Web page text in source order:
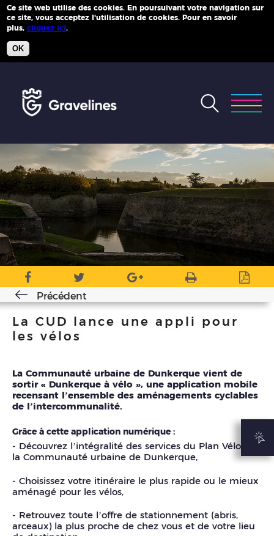
Ce site web utilise des cookies. En poursuivant votre navigation sur
ce site, vous acceptez l'utilisation de cookies. Pour en savoir
plus,cliquez ici.
OK
Précédent
La CUD lance une appli pour
les vélos
La Communauté urbaine de Dunkerque vient de
sortir « Dunkerque à vélo », une application mobile
recensant l’ensemble des aménagements cyclables
de l’intercommunalité.
Grâce à cette application numérique :
- Découvrez l’intégralité des services du Plan Vélo de
la Communauté urbaine de Dunkerque,
- Choisissez votre itinéraire le plus rapide ou le mieux
aménagé pour les vélos,
- Retrouvez toute l’offre de stationnement (abris,
arceaux) la plus proche de chez vous et de votre lieu